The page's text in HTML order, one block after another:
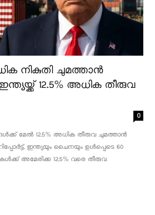
നികുതി ചുമത്താൻ
12.5% അധിക തീരുവ
0
മേൽ 12.5% അധിക തീരുവ ചുമത്താൻ
ഇന്ത്യയും ചൈനയും ഉൾപ്പെടെ 60
അമേരിക്ക 12.5% ​​വരെ തീരുവ